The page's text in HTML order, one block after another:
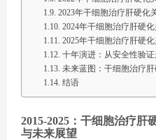
2023年干细胞治疗肝硬化
2024年干细胞治疗肝硬
2025年干细胞治疗肝硬
十年演进：从安全性验
未来蓝图：干细胞治疗
结语
2015-2025：干细胞治疗
与未来展望